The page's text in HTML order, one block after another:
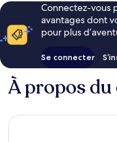
Connectez-vous
avantages dont
pour plus
Se connecter
À propos